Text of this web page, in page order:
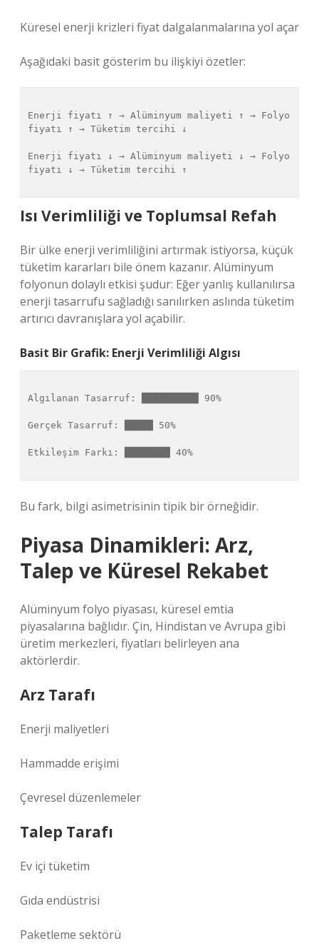
Küresel enerji krizleri fiyat dalgalanmalarına yol açar
Aşağıdaki basit gösterim bu ilişkiyi özetler:
Enerji fiyatı ↑ → Alüminyum maliyeti ↑ → Folyo
fiyatı ↑ → Tüketim tercihi ↓
Enerji fiyatı ↓ → Alüminyum maliyeti ↓ → Folyo
fiyatı ↓ → Tüketim tercihi ↑
Isı Verimliliği ve Toplumsal Refah
Bir ülke enerji verimliliğini artırmak istiyorsa, küçük
tüketim kararları bile önem kazanır. Alüminyum
folyonun dolaylı etkisi şudur: Eğer yanlış kullanılırsa
enerji tasarrufu sağladığı sanılırken aslında tüketim
artırıcı davranışlara yol açabilir.
Basit Bir Grafik: Enerji Verimliliği Algısı
Algılanan Tasarruf: ██████████ 90%
Gerçek Tasarruf: █████ 50%
Etkileşim Farkı: ████████ 40%
Bu fark, bilgi asimetrisinin tipik bir örneğidir.
Piyasa Dinamikleri: Arz,
Talep ve Küresel Rekabet
Alüminyum folyo piyasası, küresel emtia
piyasalarına bağlıdır. Çin, Hindistan ve Avrupa gibi
üretim merkezleri, fiyatları belirleyen ana
aktörlerdir.
Arz Tarafı
Enerji maliyetleri
Hammadde erişimi
Çevresel düzenlemeler
Talep Tarafı
Ev içi tüketim
Gıda endüstrisi
Paketleme sektörü